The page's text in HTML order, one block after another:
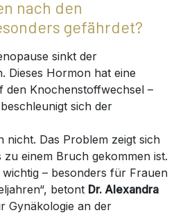
nach den
gefährdet?
sinkt der
Dieses Hormon hat eine
den Knochenstoffwechsel –
sich der
nicht. Das Problem zeigt sich
einem Bruch gekommen ist.
– besonders für Frauen
betont Dr. Alexandra
Gynäkologie an der